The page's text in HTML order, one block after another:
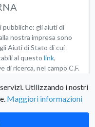
pubbliche: gli aiuti di
nostra impresa sono
Aiuti di Stato di cui
al questo link,
di ricerca, nel campo C.F.
Utilizzando i nostri
Maggiori informazioni